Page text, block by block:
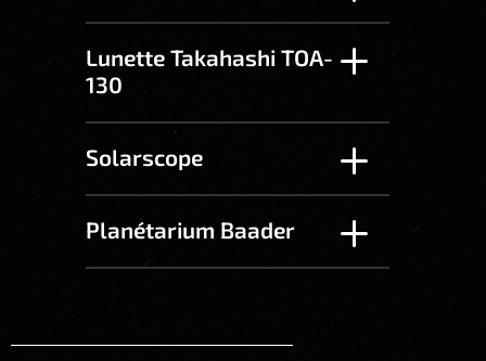
Lunette Takahashi TOA-
130
Solarscope
Planétarium Baader